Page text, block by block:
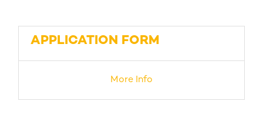
APPLICATION FORM
More Info